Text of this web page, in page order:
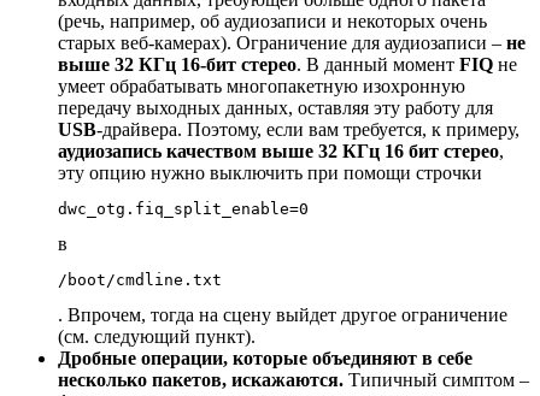
(речь, например, об аудиозаписи и некоторых очень
старых веб-камерах). Ограничение для аудиозаписи – не
выше 32 КГц 16-бит стерео. В данный момент FIQ не
умеет обрабатывать многопакетную изохронную
передачу выходных данных, оставляя эту работу для
USB-драйвера. Поэтому, если вам требуется, к примеру,
аудиозапись качеством выше 32 КГц 16 бит стерео,
эту опцию нужно выключить при помощи строчки
dwc_otg.fiq_split_enable=0
в
. Впрочем, тогда на сцену выйдет другое ограничение
(см. следующий пункт).
Дробные операции, которые объединяют в себе
несколько пакетов, искажаются. Типичный симптом –